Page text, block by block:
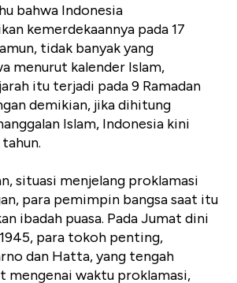
bahwa Indonesia
kemerdekaannya pada 17
tidak banyak yang
menurut kalender Islam,
itu terjadi pada 9 Ramadan
demikian, jika dihitung
Islam, Indonesia kini
situasi menjelang proklamasi
para pemimpin bangsa saat itu
ibadah puasa. Pada Jumat dini
para tokoh penting,
dan Hatta, yang tengah
mengenai waktu proklamasi,